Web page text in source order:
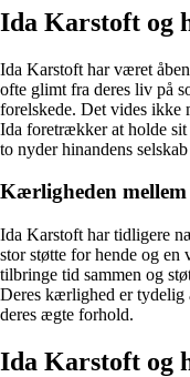
Ida Karstoft og
Ida Karstoft har været
ofte glimt fra deres liv på
forelskede. Det vides ikke
Ida foretrækker at holde
to nyder hinandens
Kærligheden
Ida Karstoft har tidligere
stor støtte for hende og
tilbringe tid sammen og
Deres kærlighed er tydelig
deres ægte forhold.
Ida Karstoft og